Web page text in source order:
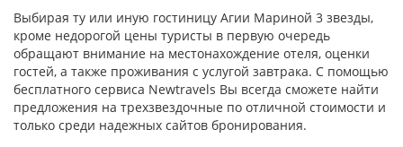
Выбирая ту или иную гостиницу Агии Мариной 3 звезды,
кроме недорогой цены туристы в первую очередь
обращают внимание на местонахождение отеля, оценки
гостей, а также проживания с услугой завтрака. С помощью
бесплатного сервиса Newtravels Вы всегда сможете найти
предложения на трехзвездочные по отличной стоимости и
только среди надежных сайтов бронирования.